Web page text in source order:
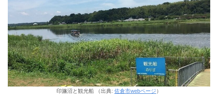
印旛沼と観光船 （出典: 佐倉市webページ ）